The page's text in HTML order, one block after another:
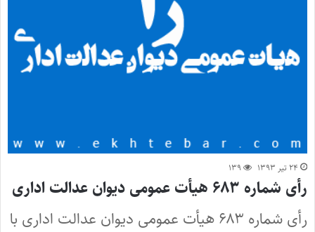
۲۴ تیر ۱۳۹۳ ۱۳۹
رأی شماره ۶۸۳ هیأت عمومی دیوان عدالت اداری
رأی شماره ۶۸۳ هیأت عمومی دیوان عدالت اداری با